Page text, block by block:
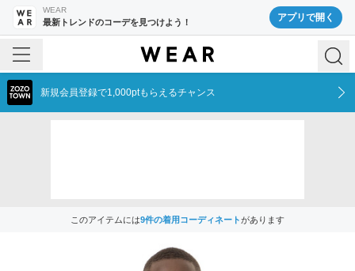
WEAR
最新トレンドのコーデを見つけよう！ アプリで開く
新規会員登録で1,000ptもらえるチャンス
このアイテムには9件の着用コーディネートがあります